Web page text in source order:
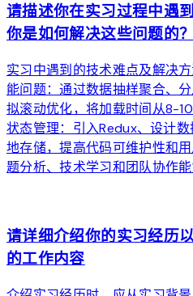
请描述你在实习过程中遇
你是如何解决这些问题的？
实习中遇到的技术难点及解决
能问题：通过数据抽样聚合、
拟滚动优化，将加载时间从8-
状态管理：引入Redux、设计
地存储，提高代码可维护性和
题分析、技术学习和团队协作能
请详细介绍你的实习经历
的工作内容